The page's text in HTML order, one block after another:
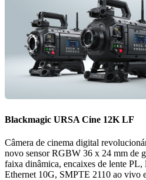
Blackmagic URSA Cine 12K LF
Câmera de cinema digital
novo sensor RGBW 36 x 24 mm de
faixa dinâmica, encaixes de lente
Ethernet 10G, SMPTE 2110 ao vivo